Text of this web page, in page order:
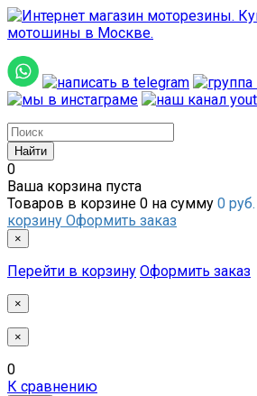
0
Ваша корзина пуста
Товаров в корзине 0 на сумму 0 руб.
корзину Оформить заказ
×
Перейти в корзину Оформить заказ
×
×
0
К сравнению